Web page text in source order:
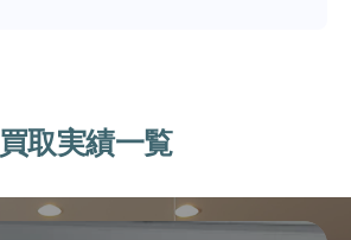
買取実績一覧